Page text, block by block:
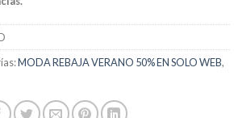
MODA REBAJA VERANO 50% EN SOLO WEB,